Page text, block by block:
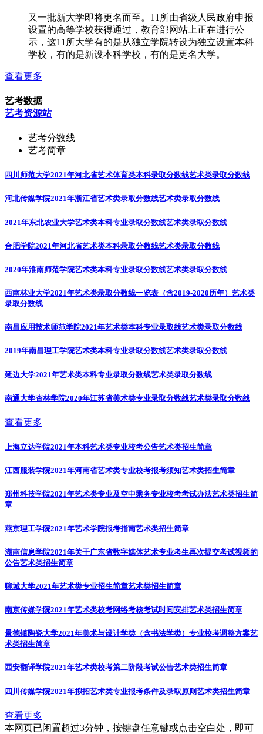
又一批新大学即将更名而至。11所由省级人民政府申报
设置的高等学校获得通过，教育部网站上正在进行公
示，这11所大学有的是从独立学院转设为独立设置本科
学校，有的是新设本科学校，有的是更名大学。
查看更多
艺考数据
艺考资源站
艺考分数线
艺考简章
四川师范大学2021年河北省艺术体育类本科录取分数线艺术类录取分数线
河北传媒学院2021年浙江省艺术类录取分数线艺术类录取分数线
2021年东北农业大学艺术类本科专业录取分数线艺术类录取分数线
合肥学院2021年河北省艺术类本科录取分数线艺术类录取分数线
2020年淮南师范学院艺术类本科专业录取分数线艺术类录取分数线
西南林业大学2021年艺术类录取分数线一览表（含2019-2020历年） 艺术类
录取分数线
南昌应用技术师范学院2021年艺术类本科专业录取线艺术类录取分数线
2019年南昌理工学院艺术类本科专业录取分数线艺术类录取分数线
延边大学2021年艺术类本科专业录取分数线艺术类录取分数线
南通大学杏林学院2020年江苏省美术类专业录取分数线艺术类录取分数线
查看更多
上海立达学院2021年本科艺术类专业校考公告艺术类招生简章
江西服装学院2021年河南省艺术类专业校考报考须知艺术类招生简章
郑州科技学院2021年艺术类专业及空中乘务专业校考考试办法艺术类招生简
章
燕京理工学院2021年艺术学院报考指南艺术类招生简章
湖南信息学院2021年关于广东省数字媒体艺术专业考生再次提交考试视频的
公告艺术类招生简章
聊城大学2021年艺术类专业招生简章艺术类招生简章
南京传媒学院2021年艺术类校考网络考核考试时间安排艺术类招生简章
景德镇陶瓷大学2021年美术与设计学类（含书法学类）专业校考调整方案艺
术类招生简章
西安翻译学院2021年艺术类校考第二阶段考试公告艺术类招生简章
四川传媒学院2021年拟招艺术类专业报考条件及录取原则艺术类招生简章
查看更多
本网页已闲置超过3分钟，按键盘任意键或点击空白处，即可